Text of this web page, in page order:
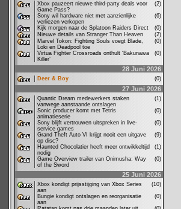
Xbox pauzeert nieuwe third-party deals voor
Game Pass?
(2)
Sony wil hardware niet met aanzienlijke
verliezen verkopen
(6)
Kijk morgen naar de Splatoon Raiders Direct
(0)
Nieuwe details van Stranger Than Heaven
(2)
Marvel Tokon: Fighting Souls voegt Blade,
Loki en Deadpool toe
(0)
Virtua Fighter Crossroads onthult ‘Bakunawa
Killer’
(0)
28 Juni 2026
Deer & Boy (0)
27 Juni 2026
Quantic Dream medewerkers staken
vanwege aanstaande ontslagen
(1)
Sonic producer komt met Tetris
animatieserie
(0)
Sony blijft vertrouwen uitspreken in live-
service games
(0)
Grand Theft Auto VI krijgt nooit een uitgave
op disc?
(9)
Haunted Chocolatier heeft meer ontwikkeltijd
nodig
(1)
Game Overview trailer van Onimusha: Way
of the Sword
(0)
25 Juni 2026
Xbox kondigt prijsstijging van Xbox Series
aan
(10)
Bungie kondigt ontslagen en reorganisatie
aan
(0)